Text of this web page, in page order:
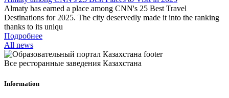
Almaty has earned a place among CNN's 25 Best Travel
Destinations for 2025. The city deservedly made it into the ranking
thanks to its uniqu
Подробнее
All news
Все ресторанные заведения Казахстана
Information